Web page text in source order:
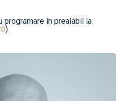
programare în prealabil la
)